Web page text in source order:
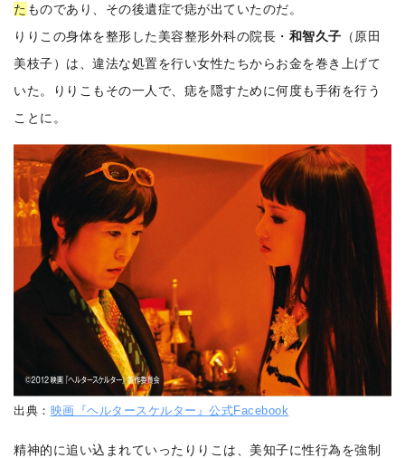
た ものであり、その後遺症で痣が出ていたのだ。
りりこの身体を整形した美容整形外科の院長・ 和智久子 （原田
美枝子）は、違法な処置を行い女性たちからお金を巻き上げて
いた。りりこもその一人で、痣を隠すために何度も手術を行う
ことに。
出典： 映画『ヘルタースケルター』公式Facebook
精神的に追い込まれていったりりこは、美知子に性行為を強制